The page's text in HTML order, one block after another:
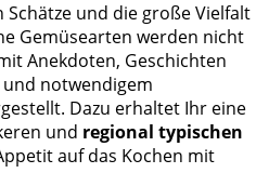
und die große Vielfalt
Gemüsearten werden nicht
Anekdoten, Geschichten
und notwendigem
Dazu erhaltet Ihr eine
und regional typischen
auf das Kochen mit